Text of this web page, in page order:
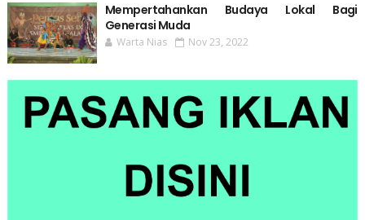
Mempertahankan Budaya Lokal Bagi
Generasi Muda
Warta Nias Nov 23, 2022